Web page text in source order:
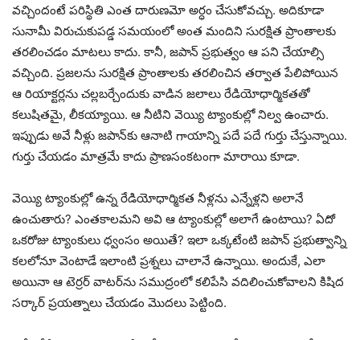
వచ్చిందంటే పరిస్థితి ఎంత దారుణమో అర్ధం చేసుకోవచ్చు. అదికూడా
సునామీ విరుచుకుపడ్డ సమయంలో అంత మందిని సురక్షిత ప్రాంతాలకు
తరలించడం మాటలు కాదు. కానీ, జపాన్ ప్రభుత్వం ఆ పని చేయాల్సి
వచ్చింది. ప్రజలను సురక్షిత ప్రాంతాలకు తరలించిన తర్వాత పేలిపోయిన
ఆ రియాక్టర్లను చల్లబర్చేందుకు వాడిన జలాలు రేడియోధార్మికతతో
కలుషితమై, లీకయ్యాయి. ఆ నీటిని వెయ్యి ట్యాంకుల్లో నిల్వ ఉంచారు.
ఇప్పుడు అవే నీళ్లు జపాన్‌కు ఆనాటి గాయాన్ని పదే పదే గుర్తు చేస్తున్నాయి.
గుర్తు చేయడం మాత్రమే కాదు ప్రాణసంకటంగా మారాయి కూడా.
వెయ్యి ట్యాంకుల్లో ఉన్న రేడియోధార్మికత నీళ్లను ఎన్నేళ్లని అలానే
ఉంచుతారు? ఎంతకాలమని అవి ఆ ట్యాంకుల్లో అలాగే ఉంటాయి? ఏదో
ఒకరోజు ట్యాంకులు ధ్వంసం అయితే? ఇలా ఒక్కటేంటి జపాన్ ప్రభుత్వాన్ని
కలలోనూ వెంటాడే ఇలాంటి ప్రశ్నలు చాలానే ఉన్నాయి. అందుకే, ఎలా
అయినా ఆ టెర్రర్ వాటర్‌ను సముద్రంలో కలిపేసి వదిలించుకోవాలని కిషిద
సర్కార్ ప్రయత్నాలు చేయడం మొదలు పెట్టింది.